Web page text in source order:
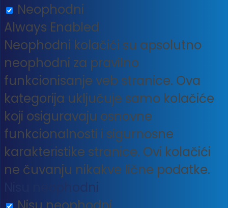
Neophodni
Always Enabled
Neophodni kolačići su apsolutno
neophodni za pravilno
funkcionisanje veb stranice. Ova
kategorija uključuje samo kolačiće
koji osiguravaju osnovne
funkcionalnosti i sigurnosne
karakteristike stranice. Ovi kolačići
ne čuvanju nikakve lične podatke.
Nisu neophodni